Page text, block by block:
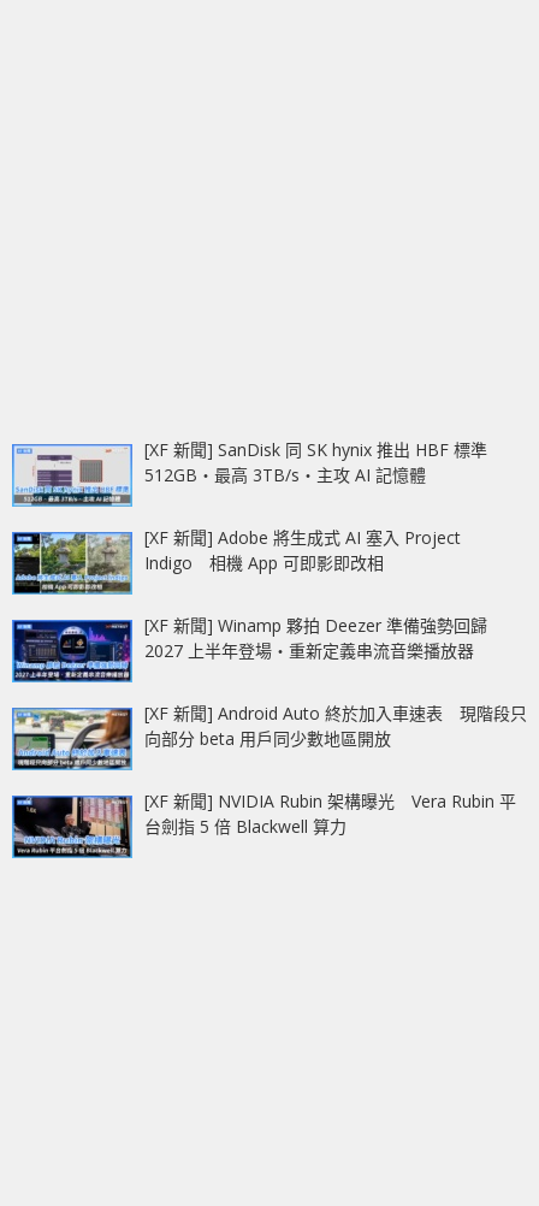
[XF 新聞] SanDisk 同 SK hynix 推出 HBF 標準
512GB‧最高 3TB/s‧主攻 AI 記憶體
[XF 新聞] Adobe 將生成式 AI 塞入 Project
Indigo 相機 App 可即影即改相
[XF 新聞] Winamp 夥拍 Deezer 準備強勢回歸
2027 上半年登場‧重新定義串流音樂播放器
[XF 新聞] Android Auto 終於加入車速表 現階段只
向部分 beta 用戶同少數地區開放
[XF 新聞] NVIDIA Rubin 架構曝光 Vera Rubin 平
台劍指 5 倍 Blackwell 算力